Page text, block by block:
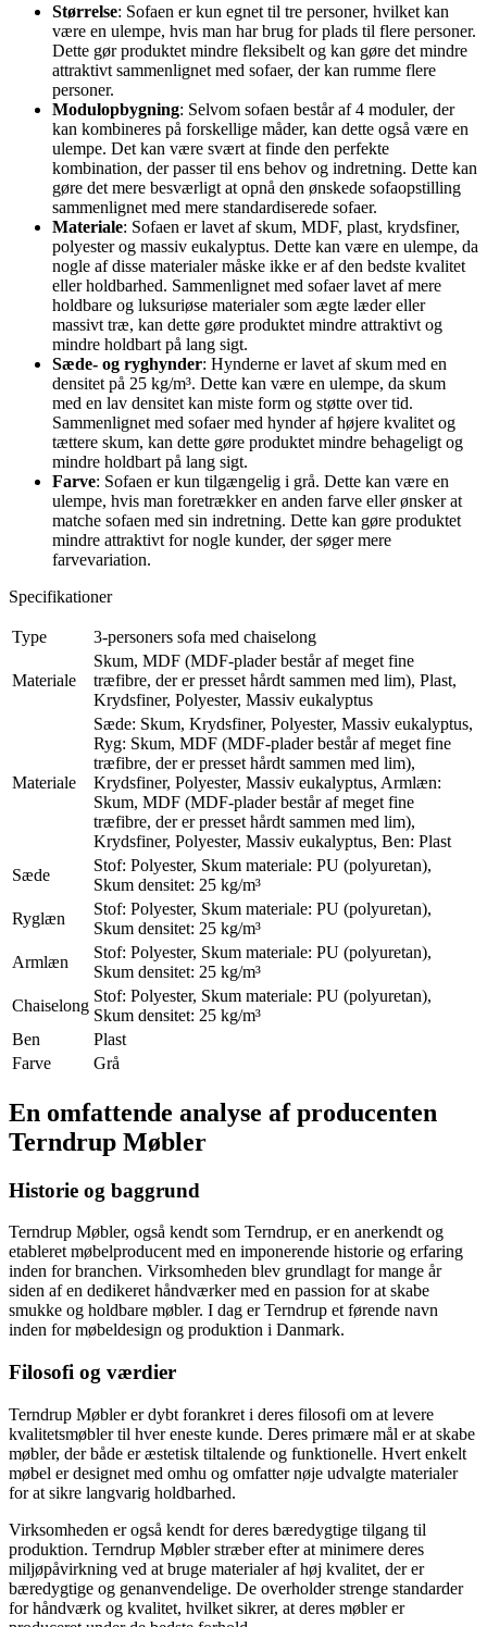
Størrelse: Sofaen er kun egnet til tre personer, hvilket kan
være en ulempe, hvis man har brug for plads til flere personer.
Dette gør produktet mindre fleksibelt og kan gøre det mindre
attraktivt sammenlignet med sofaer, der kan rumme flere
personer.
Modulopbygning: Selvom sofaen består af 4 moduler, der
kan kombineres på forskellige måder, kan dette også være en
ulempe. Det kan være svært at finde den perfekte
kombination, der passer til ens behov og indretning. Dette kan
gøre det mere besværligt at opnå den ønskede sofaopstilling
sammenlignet med mere standardiserede sofaer.
Materiale: Sofaen er lavet af skum, MDF, plast, krydsfiner,
polyester og massiv eukalyptus. Dette kan være en ulempe, da
nogle af disse materialer måske ikke er af den bedste kvalitet
eller holdbarhed. Sammenlignet med sofaer lavet af mere
holdbare og luksuriøse materialer som ægte læder eller
massivt træ, kan dette gøre produktet mindre attraktivt og
mindre holdbart på lang sigt.
Sæde- og ryghynder: Hynderne er lavet af skum med en
densitet på 25 kg/m³. Dette kan være en ulempe, da skum
med en lav densitet kan miste form og støtte over tid.
Sammenlignet med sofaer med hynder af højere kvalitet og
tættere skum, kan dette gøre produktet mindre behageligt og
mindre holdbart på lang sigt.
Farve: Sofaen er kun tilgængelig i grå. Dette kan være en
ulempe, hvis man foretrækker en anden farve eller ønsker at
matche sofaen med sin indretning. Dette kan gøre produktet
mindre attraktivt for nogle kunder, der søger mere
farvevariation.
Specifikationer
Type 3-personers sofa med chaiselong
Materiale
Skum, MDF (MDF-plader består af meget fine
træfibre, der er presset hårdt sammen med lim), Plast,
Krydsfiner, Polyester, Massiv eukalyptus
Materiale
Sæde: Skum, Krydsfiner, Polyester, Massiv eukalyptus,
Ryg: Skum, MDF (MDF-plader består af meget fine
træfibre, der er presset hårdt sammen med lim),
Krydsfiner, Polyester, Massiv eukalyptus, Armlæn:
Skum, MDF (MDF-plader består af meget fine
træfibre, der er presset hårdt sammen med lim),
Krydsfiner, Polyester, Massiv eukalyptus, Ben: Plast
Sæde
Stof: Polyester, Skum materiale: PU (polyuretan),
Skum densitet: 25 kg/m³
Ryglæn
Stof: Polyester, Skum materiale: PU (polyuretan),
Skum densitet: 25 kg/m³
Armlæn
Stof: Polyester, Skum materiale: PU (polyuretan),
Skum densitet: 25 kg/m³
Chaiselong
Stof: Polyester, Skum materiale: PU (polyuretan),
Skum densitet: 25 kg/m³
Ben
Plast
Farve
Grå
En omfattende analyse af producenten
Terndrup Møbler
Historie og baggrund
Terndrup Møbler, også kendt som Terndrup, er en anerkendt og
etableret møbelproducent med en imponerende historie og erfaring
inden for branchen. Virksomheden blev grundlagt for mange år
siden af en dedikeret håndværker med en passion for at skabe
smukke og holdbare møbler. I dag er Terndrup et førende navn
inden for møbeldesign og produktion i Danmark.
Filosofi og værdier
Terndrup Møbler er dybt forankret i deres filosofi om at levere
kvalitetsmøbler til hver eneste kunde. Deres primære mål er at skabe
møbler, der både er æstetisk tiltalende og funktionelle. Hvert enkelt
møbel er designet med omhu og omfatter nøje udvalgte materialer
for at sikre langvarig holdbarhed.
Virksomheden er også kendt for deres bæredygtige tilgang til
produktion. Terndrup Møbler stræber efter at minimere deres
miljøpåvirkning ved at bruge materialer af høj kvalitet, der er
bæredygtige og genanvendelige. De overholder strenge standarder
for håndværk og kvalitet, hvilket sikrer, at deres møbler er